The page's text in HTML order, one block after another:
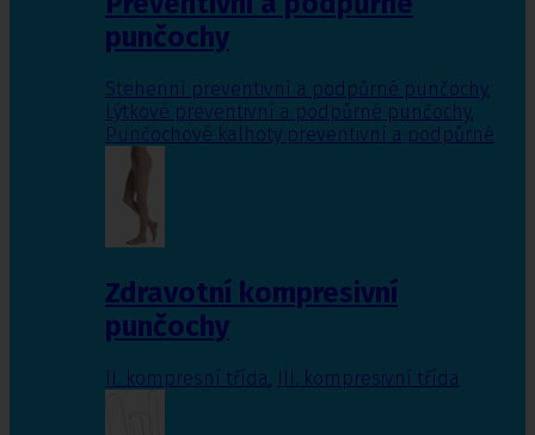
punčochy
Stehenní preventivní a podpůrné punčochy,
Lýtkové preventivní a podpůrné punčochy,
Punčochové kalhoty preventivní a podpůrné
Zdravotní kompresivní
punčochy
II. kompresní třída III. kompresivní třída